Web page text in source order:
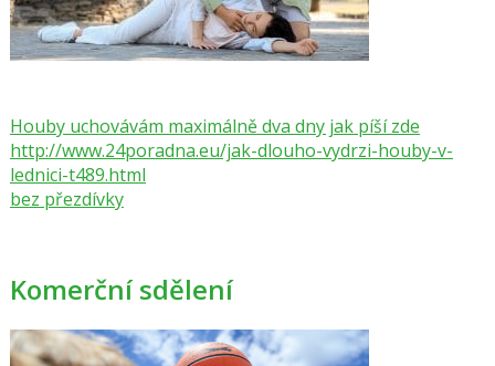
Houby uchovávám maximálně dva dny jak píší zde
http://www.24poradna.eu/jak-dlouho-vydrzi-houby-v-
lednici-t489.html
bez přezdívky
Komerční sdělení